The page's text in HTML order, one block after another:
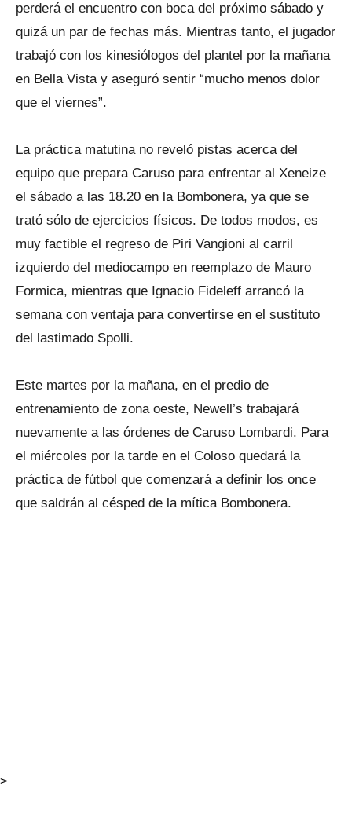
perderá el encuentro con boca del próximo sábado y
quizá un par de fechas más. Mientras tanto, el jugador
trabajó con los kinesiólogos del plantel por la mañana
en Bella Vista y aseguró sentir “mucho menos dolor
que el viernes”.
La práctica matutina no reveló pistas acerca del
equipo que prepara Caruso para enfrentar al Xeneize
el sábado a las 18.20 en la Bombonera, ya que se
trató sólo de ejercicios físicos. De todos modos, es
muy factible el regreso de Piri Vangioni al carril
izquierdo del mediocampo en reemplazo de Mauro
Formica, mientras que Ignacio Fideleff arrancó la
semana con ventaja para convertirse en el sustituto
del lastimado Spolli.
Este martes por la mañana, en el predio de
entrenamiento de zona oeste, Newell’s trabajará
nuevamente a las órdenes de Caruso Lombardi. Para
el miércoles por la tarde en el Coloso quedará la
práctica de fútbol que comenzará a definir los once
que saldrán al césped de la mítica Bombonera.
>